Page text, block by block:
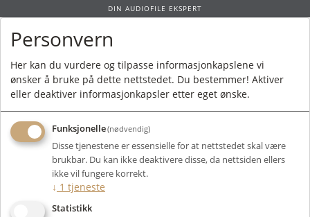
DIN AUDIOFILE EKSPERT
Forside / Bruktmarked / Analogt
Filter
Viser 14 produkter
Personvern
Her kan du vurdere og tilpasse informasjonkapslene vi
ønsker å bruke på dette nettstedet. Du bestemmer! Aktiver
eller deaktiver informasjonkapsler etter eget ønske.
Funksjonelle(nødvendig)
Disse tjenestene er essensielle for at nettstedet skal være
brukbar. Du kan ikke deaktivere disse, da nettsiden ellers
ikke vil fungere korrekt.
↓ 1 tjeneste
Statistikk